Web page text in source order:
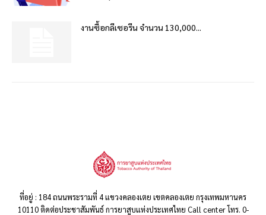
งานซื้อกลีเซอรีน จำนวน 130,000...
ที่อยู่ : 184 ถนนพระรามที่ 4 แขวงคลองเตย เขตคลองเตย กรุงเทพมหานคร
10110 ติดต่อประชาสัมพันธ์ การยาสูบแห่งประเทศไทย Call center โทร. 0-